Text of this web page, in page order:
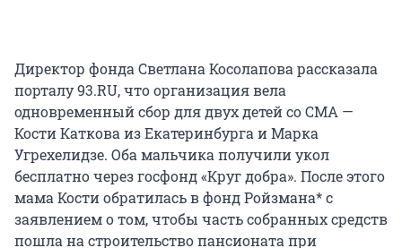
Директор фонда Светлана Косолапова рассказала
порталу 93.RU, что организация вела
одновременный сбор для двух детей со СМА —
Кости Каткова из Екатеринбурга и Марка
Угрехелидзе. Оба мальчика получили укол
бесплатно через госфонд «Круг добра». После этого
мама Кости обратилась в фонд Ройзмана* с
заявлением о том, чтобы часть собранных средств
пошла на строительство пансионата при